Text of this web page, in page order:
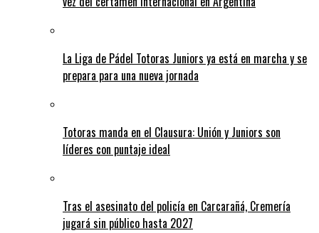
La Liga de Pádel Totoras Juniors ya está en marcha y se
prepara para una nueva jornada
Totoras manda en el Clausura: Unión y Juniors son
líderes con puntaje ideal
Tras el asesinato del policía en Carcarañá, Cremería
jugará sin público hasta 2027